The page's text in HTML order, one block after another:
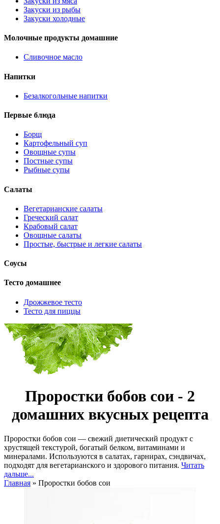
Закуски из рыбы
Закуски холодные
Молочные продукты домашние
Сливочное масло
Напитки
Безалкогольные напитки
Первые блюда
Борщ
Картофельный суп
Овощные супы
Постные супы
Рыбные супы
Салаты
Вегетарианские салаты
Греческий салат
Крабовый салат
Овощные салаты
Простые, быстрые и легкие салаты
Соусы
Тесто домашнее
Дрожжевое тесто
Тесто для пиццы
Проростки бобов сои - 2
домашних вкусных рецепта
Проростки бобов сои — свежий диетический продукт с
хрустящей текстурой, богатый белком, витаминами и
минералами. Используются в салатах, гарнирах, сэндвичах,
подходят для вегетарианского и здорового питания. Читать
дальше...
Главная » Проростки бобов сои